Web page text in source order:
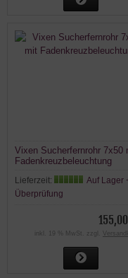
Vixen Sucherfernrohr 7x50
Fadenkreuzbeleuchtung
Lieferzeit:
Auf Lager
Überprüfung
155,00
inkl. 19 % MwSt. zzgl.